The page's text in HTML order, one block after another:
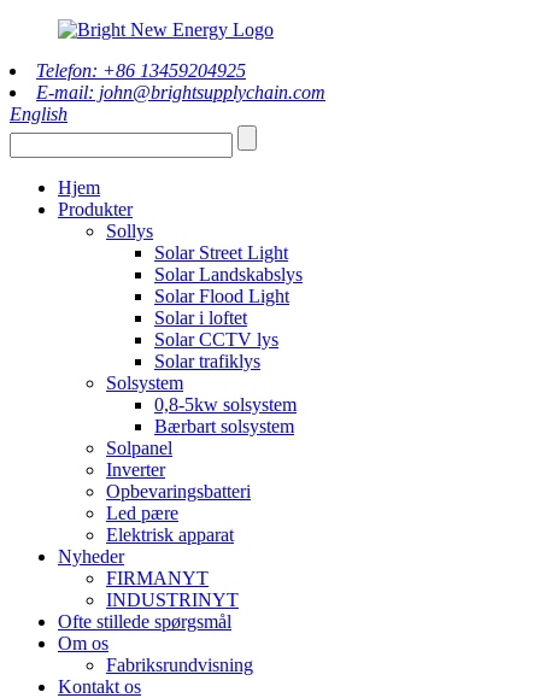
Telefon: +86 13459204925
E-mail: john@brightsupplychain.com
English
Hjem
Produkter
Sollys
Solar Street Light
Solar Landskabslys
Solar Flood Light
Solar i loftet
Solar CCTV lys
Solar trafiklys
Solsystem
0,8-5kw solsystem
Bærbart solsystem
Solpanel
Inverter
Opbevaringsbatteri
Led pære
Elektrisk apparat
Nyheder
FIRMANYT
INDUSTRINYT
Ofte stillede spørgsmål
Om os
Fabriksrundvisning
Kontakt os